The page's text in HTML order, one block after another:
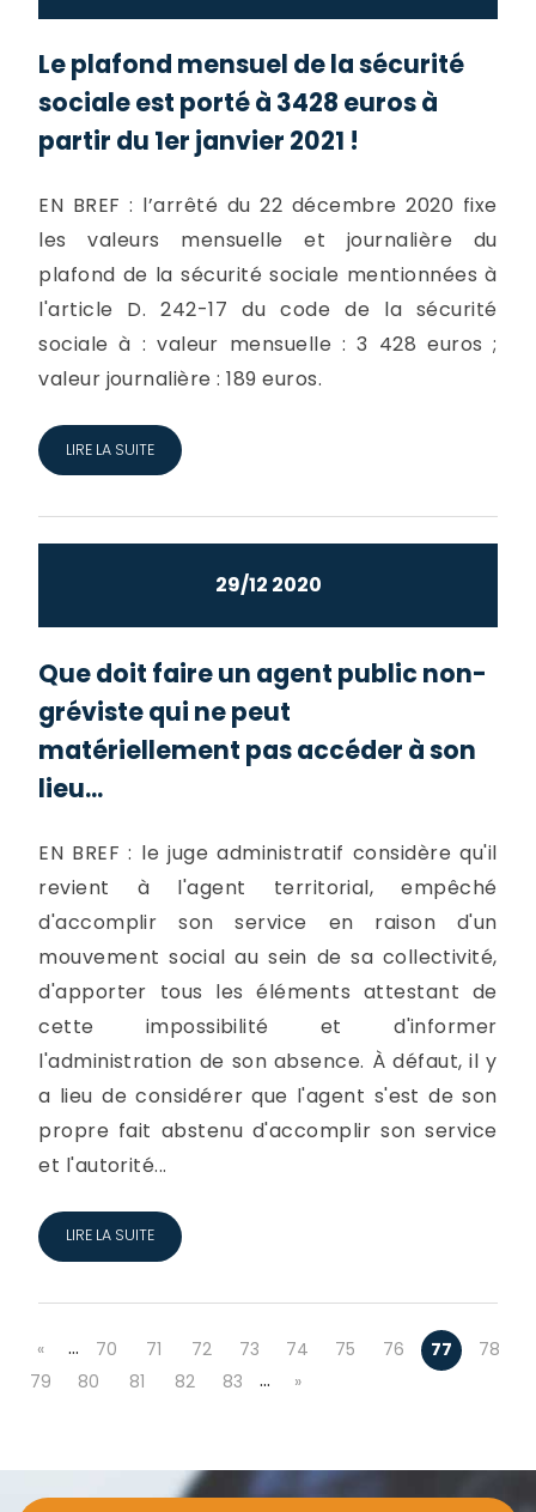
Le plafond mensuel de la sécurité
sociale est porté à 3428 euros à
partir du 1er janvier 2021 !
EN BREF : l’arrêté du 22 décembre 2020 fixe
les valeurs mensuelle et journalière du
plafond de la sécurité sociale mentionnées à
l'article D. 242-17 du code de la sécurité
sociale à : valeur mensuelle : 3 428 euros ;
valeur journalière : 189 euros.
LIRE LA SUITE
29/12 2020
Que doit faire un agent public non-
gréviste qui ne peut
matériellement pas accéder à son
lieu...
EN BREF : le juge administratif considère qu'il
revient à l'agent territorial, empêché
d'accomplir son service en raison d'un
mouvement social au sein de sa collectivité,
d'apporter tous les éléments attestant de
cette impossibilité et d'informer
l'administration de son absence. À défaut, il y
a lieu de considérer que l'agent s'est de son
propre fait abstenu d'accomplir son service
et l'autorité...
LIRE LA SUITE
« … 70 71 72 73 74 75 76 77
78
79
80 81 82 83 … »